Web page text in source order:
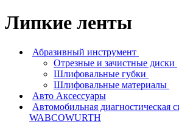
Липкие ленты
Абразивный инструмент
Отрезные и зачистные диски
Шлифовальные губки
Шлифовальные материалы
Авто Аксессуары
Автомобильная диагностическая
WABCOWURTH